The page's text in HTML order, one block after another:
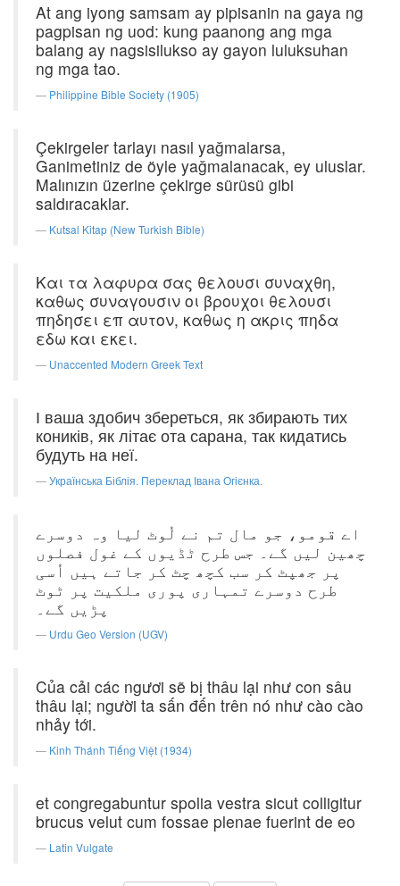
At ang iyong samsam ay pipisanin na gaya ng
pagpisan ng uod: kung paanong ang mga
balang ay nagsisilukso ay gayon luluksuhan
ng mga tao.
Philippine Bible Society (1905)
Çekirgeler tarlayı nasıl yağmalarsa,
Ganimetiniz de öyle yağmalanacak, ey uluslar.
Malınızın üzerine çekirge sürüsü gibi
saldıracaklar.
Kutsal Kitap (New Turkish Bible)
Και τα λαφυρα σας θελουσι συναχθη,
καθως συναγουσιν οι βρουχοι θελουσι
πηδησει επ αυτον, καθως η ακρις πηδα
εδω και εκει.
Unaccented Modern Greek Text
І ваша здобич збереться, як збирають тих
коників, як літає ота сарана, так кидатись
будуть на неї.
Українська Біблія. Переклад Івана Огієнка.
اے قومو، جو مال تم نے لُوٹ لیا وہ دوسرے
چھین لیں گے۔ جس طرح ٹڈیوں کے غول فصلوں
پر جھپٹ کر سب کچھ چٹ کر جاتے ہیں اُسی
طرح دوسرے تمہاری پوری ملکیت پر ٹوٹ
پڑیں گے۔
Urdu Geo Version (UGV)
Của cải các ngươi sẽ bị thâu lại như con sâu
thâu lại; người ta sấn đến trên nó như cào cào
nhảy tới.
Kinh Thánh Tiếng Việt (1934)
et congregabuntur spolia vestra sicut colligitur
brucus velut cum fossae plenae fuerint de eo
Latin Vulgate